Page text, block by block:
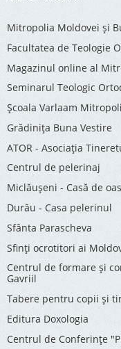
Mitropolia Moldovei și
Facultatea de Teologie
Magazinul online al
Seminarul Teologic
Şcoala Varlaam
Grădinița Buna Vestire
ATOR - Asociaţia
Centrul de pelerinaj
Miclăușeni - Casă de
Durău - Casa pelerinul
Sfânta Parascheva
Sfinți ocrotitori ai
Centrul de formare și
Gavriil
Tabere pentru copii şi
Editura Doxologia
Centrul de Conferinţe